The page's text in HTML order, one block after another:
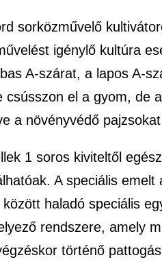
sorközművelő
igénylő kultúra
A-szárat, a lapos A-
csússzon el a gyom, de
a növényvédő
1 soros kiviteltől
A speciális
haladó speciális
rendszere, amely
történő